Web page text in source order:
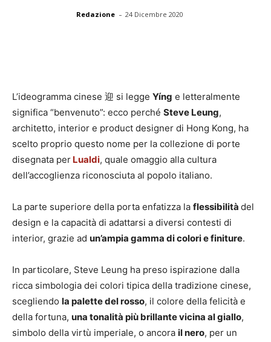
Redazione - 24 Dicembre 2020
L’ideogramma cinese 迎 si legge Yíng e letteralmente
significa “benvenuto”: ecco perché Steve Leung,
architetto, interior e product designer di Hong Kong, ha
scelto proprio questo nome per la collezione di porte
disegnata per Lualdi, quale omaggio alla cultura
dell’accoglienza riconosciuta al popolo italiano.
La parte superiore della porta enfatizza la flessibilità del
design e la capacità di adattarsi a diversi contesti di
interior, grazie ad un’ampia gamma di colori e finiture.
In particolare, Steve Leung ha preso ispirazione dalla
ricca simbologia dei colori tipica della tradizione cinese,
scegliendo la palette del rosso, il colore della felicità e
della fortuna, una tonalità più brillante vicina al giallo,
simbolo della virtù imperiale, o ancora il nero, per un